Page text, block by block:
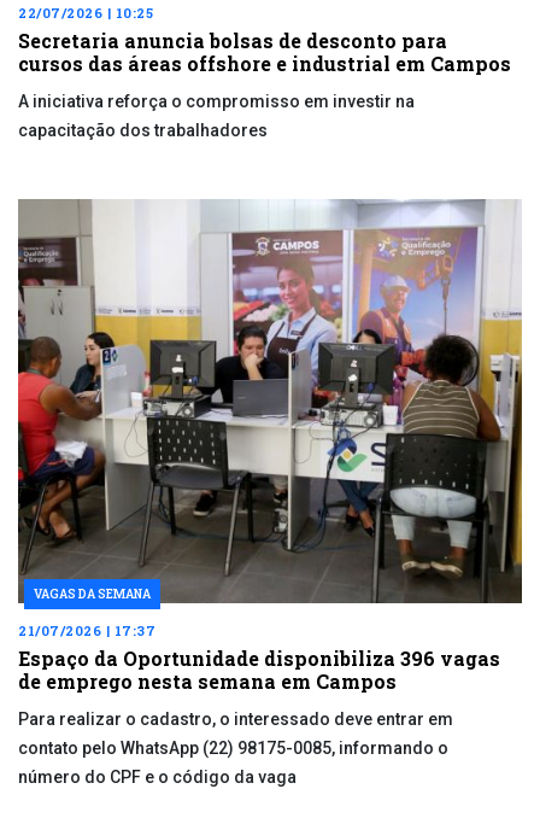
22/07/2026 | 10:25
Secretaria anuncia bolsas de desconto para
cursos das áreas offshore e industrial em Campos
A iniciativa reforça o compromisso em investir na
capacitação dos trabalhadores
VAGAS DA SEMANA
21/07/2026 | 17:37
Espaço da Oportunidade disponibiliza 396 vagas
de emprego nesta semana em Campos
Para realizar o cadastro, o interessado deve entrar em
contato pelo WhatsApp (22) 98175-0085, informando o
número do CPF e o código da vaga